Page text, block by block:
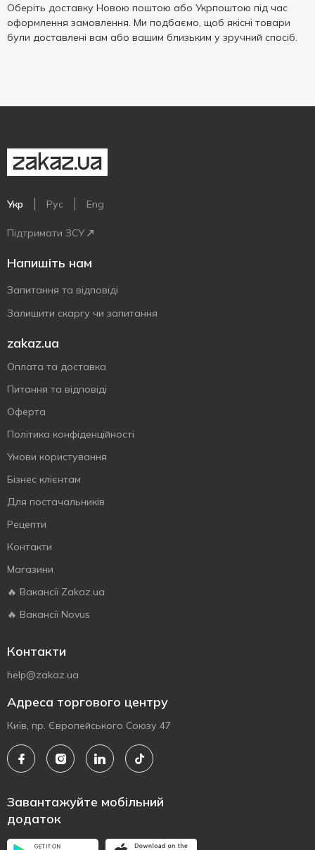
Оберіть доставку Новою поштою або Укрпоштою під час
оформлення замовлення. Ми подбаємо, щоб якісні товари
були доставлені вам або вашим близьким у зручний спосіб.
Укр Рус Eng
Підтримати ЗСУ
Напишіть нам
Запитання та відповіді
Залишити скаргу чи запитання
zakaz.ua
Оплата та доставка
Питання та відповіді
Оферта
Політика конфіденційності
Умови користування
Бізнес клієнтам
Для постачальників
Рецепти
Контакти
Магазини
🔥 Вакансії Zakaz.ua
🔥 Вакансії Novus
Контакти
help@zakaz.ua
Адреса торгового центру
Київ, пр. Європейського Союзу 47
Завантажуйте мобільний
додаток